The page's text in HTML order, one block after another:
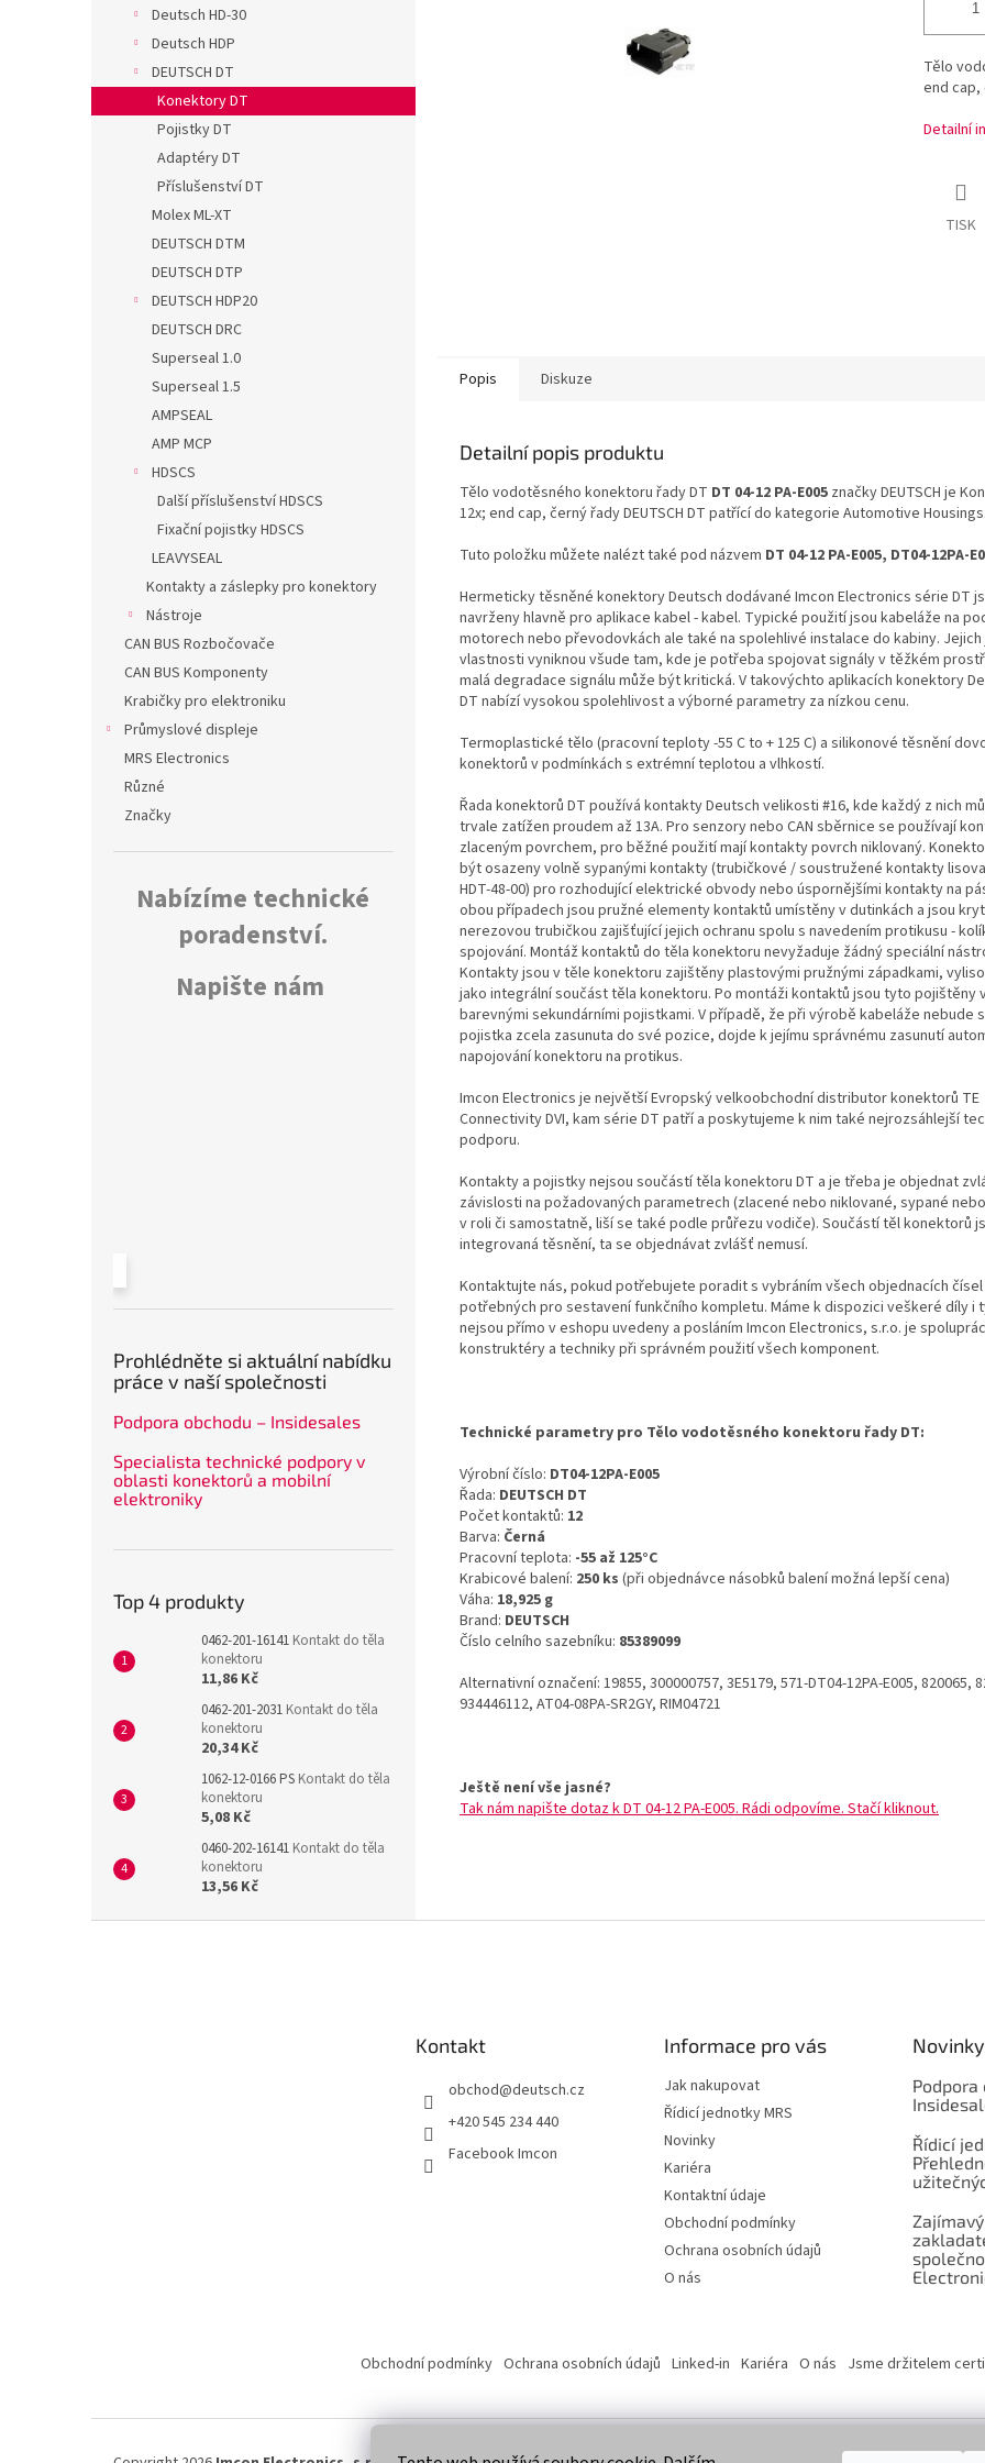
Deutsch HD-30
Deutsch HDP
DEUTSCH DT
Konektory DT
Pojistky DT
Adaptéry DT
Příslušenství DT
Molex ML-XT
DEUTSCH DTM
DEUTSCH DTP
DEUTSCH HDP20
DEUTSCH DRC
Superseal 1.0
Superseal 1.5
AMPSEAL
AMP MCP
HDSCS
Další příslušenství HDSCS
Fixační pojistky HDSCS
LEAVYSEAL
Kontakty a záslepky pro konektory
Nástroje
CAN BUS Rozbočovače
CAN BUS Komponenty
Krabičky pro elektroniku
Průmyslové displeje
MRS Electronics
Různé
Značky
Nabízíme technické
poradenství.
Napište nám
Prohlédněte si aktuální nabídku
práce v naší společnosti
Podpora obchodu – Insidesales
Specialista technické podpory v
oblasti konektorů a mobilní
elektroniky
Top 4 produkty
0462-201-16141 Kontakt do těla
konektoru
11,86 Kč
0462-201-2031 Kontakt do těla
konektoru
20,34 Kč
1062-12-0166 PS Kontakt do těla
konektoru
5,08 Kč
0460-202-16141 Kontakt do těla
konektoru
13,56 Kč
Tělo
end
Detailní
TISK
Popis Diskuze
Detailní popis produktu
Tělo vodotěsného konektoru řady DT DT 04-12 PA-E005 značky DEUTSCH je
12x; end cap, černý řady DEUTSCH DT patřící do kategorie Automotive Housings.
Tuto položku můžete nalézt také pod názvem DT 04-12 PA-E005, DT04-12PA-
Hermeticky těsněné konektory Deutsch dodávané Imcon Electronics série DT
navrženy hlavně pro aplikace kabel - kabel. Typické použití jsou kabeláže na
motorech nebo převodovkách ale také na spolehlivé instalace do kabiny.
vlastnosti vyniknou všude tam, kde je potřeba spojovat signály v těžkém
malá degradace signálu může být kritická. V takovýchto aplikacích konektory
DT nabízí vysokou spolehlivost a výborné parametry za nízkou cenu.
Termoplastické tělo (pracovní teploty -55 C to + 125 C) a silikonové těsnění
konektorů v podmínkách s extrémní teplotou a vlhkostí.
Řada konektorů DT používá kontakty Deutsch velikosti #16, kde každý z nich
trvale zatížen proudem až 13A. Pro senzory nebo CAN sběrnice se používají
zlaceným povrchem, pro běžné použití mají kontakty povrch niklovaný.
být osazeny volně sypanými kontakty (trubičkové / soustružené kontakty
HDT-48-00) pro rozhodující elektrické obvody nebo úspornějšími kontakty na
obou případech jsou pružné elementy kontaktů umístěny v dutinkách a jsou
nerezovou trubičkou zajišťující jejich ochranu spolu s navedením protikusu -
spojování. Montáž kontaktů do těla konektoru nevyžaduje žádný speciální
Kontakty jsou v těle konektoru zajištěny plastovými pružnými západkami,
jako integrální součást těla konektoru. Po montáži kontaktů jsou tyto pojištěny
barevnými sekundárními pojistkami. V případě, že při výrobě kabeláže nebude
pojistka zcela zasunuta do své pozice, dojde k jejímu správnému zasunutí
napojování konektoru na protikus.
Imcon Electronics je největší Evropský velkoobchodní distributor konektorů TE
Connectivity DVI, kam série DT patří a poskytujeme k nim také nejrozsáhlejší
podporu.
Kontakty a pojistky nejsou součástí těla konektoru DT a je třeba je objednat
závislosti na požadovaných parametrech (zlacené nebo niklované, sypané
v roli či samostatně, liší se také podle průřezu vodiče). Součástí těl konektorů
integrovaná těsnění, ta se objednávat zvlášť nemusí.
Kontaktujte nás, pokud potřebujete poradit s vybráním všech objednacích čísel
potřebných pro sestavení funkčního kompletu. Máme k dispozici veškeré díly i
nejsou přímo v eshopu uvedeny a posláním Imcon Electronics, s.r.o. je
konstruktéry a techniky při správném použití všech komponent.
Technické parametry pro Tělo vodotěsného konektoru řady DT:
Výrobní číslo: DT04-12PA-E005
Řada: DEUTSCH DT
Počet kontaktů: 12
Barva: Černá
Pracovní teplota: -55 až 125°C
Krabicové balení: 250 ks (při objednávce násobků balení možná lepší cena)
Váha: 18,925 g
Brand: DEUTSCH
Číslo celního sazebníku: 85389099
Alternativní označení: 19855, 300000757, 3E5179, 571-DT04-12PA-E005, 820065,
934446112, AT04-08PA-SR2GY, RIM04721
Ještě není vše jasné?
Tak nám napište dotaz k DT 04-12 PA-E005. Rádi odpovíme. Stačí kliknout.
Kontakt
obchod@deutsch.cz
+420 545 234 440
Facebook Imcon
Informace pro vás
Jak nakupovat
Řídicí jednotky MRS
Novinky
Kariéra
Kontaktní údaje
Obchodní podmínky
Ochrana osobních údajů
O nás
Novinky
Podpora
Řídicí
Obchodní podmínky Ochrana osobních údajů Linked-in Kariéra O nás Jsme držitelem